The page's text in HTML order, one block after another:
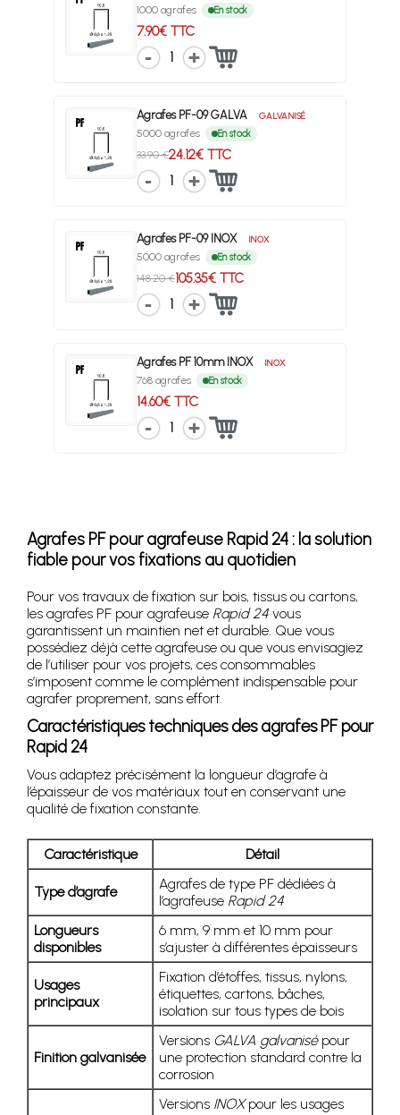
1000 agrafes En stock
7.90€ TTC
1
Agrafes PF-09 GALVA GALVANISÉ
5000 agrafes En stock
33.90 €24.12€ TTC
1
Agrafes PF-09 INOX INOX
5000 agrafes En stock
148.20 €105.35€ TTC
1
Agrafes PF 10mm INOX INOX
768 agrafes En stock
14.60€ TTC
1
Agrafes PF pour agrafeuse Rapid 24 : la solution
fiable pour vos fixations au quotidien
Pour vos travaux de fixation sur bois, tissus ou cartons,
les agrafes PF pour agrafeuse Rapid 24 vous
garantissent un maintien net et durable. Que vous
possédiez déjà cette agrafeuse ou que vous envisagiez
de l’utiliser pour vos projets, ces consommables
s’imposent comme le complément indispensable pour
agrafer proprement, sans effort.
Caractéristiques techniques des agrafes PF pour
Rapid 24
Vous adaptez précisément la longueur d’agrafe à
l’épaisseur de vos matériaux tout en conservant une
qualité de fixation constante.
Caractéristique Détail
Type d’agrafe
Agrafes de type PF dédiées à
l’agrafeuse Rapid 24
Longueurs
disponibles
6 mm, 9 mm et 10 mm pour
s’ajuster à différentes épaisseurs
Usages
principaux
Fixation d’étoffes, tissus, nylons,
étiquettes, cartons, bâches,
isolation sur tous types de bois
Finition galvanisée
Versions GALVA galvanisépour
une protection standard contre la
corrosion
Versions INOXpour les usages